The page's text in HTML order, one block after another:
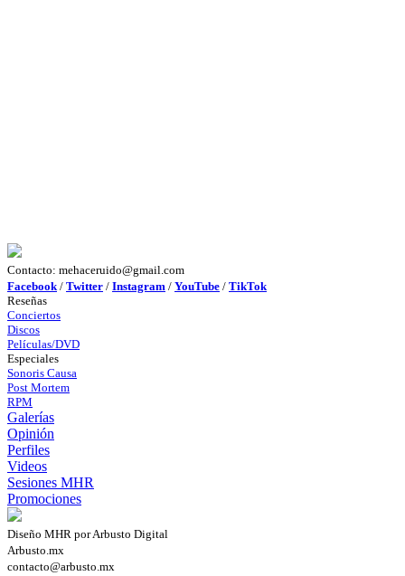
Contacto: mehaceruido@gmail.com
Facebook / Twitter / Instagram / YouTube / TikTok
Reseñas
Conciertos
Discos
Películas/DVD
Especiales
Sonoris Causa
Post Mortem
RPM
Galerías
Opinión
Perfiles
Videos
Sesiones MHR
Promociones
Diseño MHR por Arbusto Digital
Arbusto.mx
contacto@arbusto.mx